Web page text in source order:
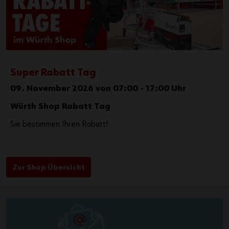
Super Rabatt Tag
09. November 2026 von 07:00 - 17:00 Uhr
Würth Shop Rabatt Tag
Sie bestimmen Ihren Rabatt!
Zur Shop Übersicht